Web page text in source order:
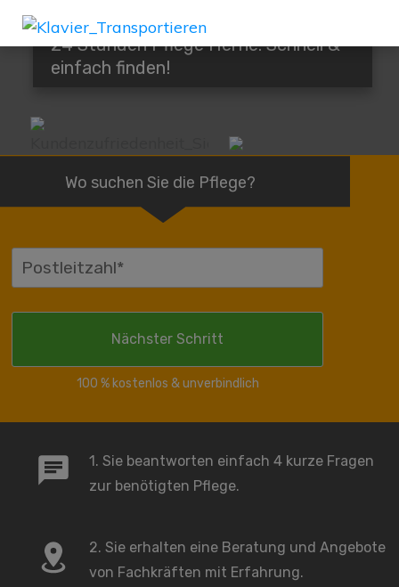
24 Stunden Pflege Herne: Schnell &
einfach finden!
Wo suchen Sie die Pflege?
100 % kostenlos & unverbindlich
1. Sie beantworten einfach 4 kurze Fragen
zur benötigten Pflege.
2. Sie erhalten eine Beratung und Angebote
von Fachkräften mit Erfahrung.